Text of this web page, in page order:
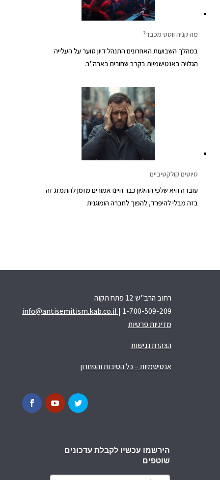
מה קניה ווסט מכבד?
במהלך השבועות האחרונים התנהל דיון סוער על העלייה
הגלויה באנטישמיות בקרב שחורים בארה"ב.
סיוטים קולקטיביים
עובדה היא שלפי ההיגיון כבר היינו אמורים מזמן להתמזג זה
בזה מבלי להיפרד, להפוך לחברה הומוגנית
רחוב הרב"ש 12 פתח תקוה
info@antisemitism.kab.co.il | 1-700-509-209
מדיניות פרטיות
הצהרת נגישות
אנטישמיות – כל הסיבות והפתרון
הירשמו עכשיו לקבלת עדכונים
שוטפים